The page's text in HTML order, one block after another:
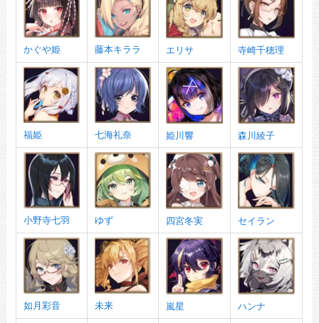
かぐや姫 藤本キララ エリサ 寺崎千穂理
福姫 七海礼奈 姫川響 森川綾子
小野寺七羽 ゆず 四宮冬実 セイラン
如月彩音 未来 嵐星 ハンナ